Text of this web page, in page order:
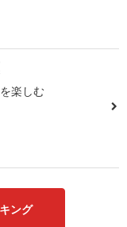
楽しむ
ング